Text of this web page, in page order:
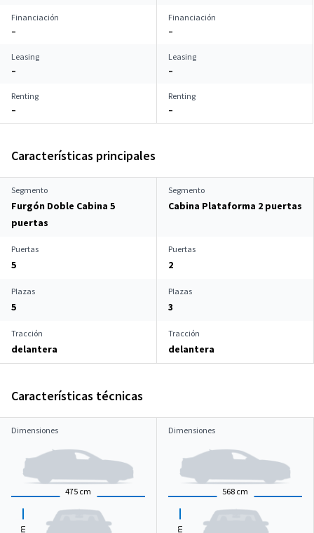
Financiación
–
Financiación
–
Leasing
–
Leasing
–
Renting
–
Renting
–
Características principales
Segmento
Furgón Doble Cabina 5
puertas
Segmento
Cabina Plataforma 2 puertas
Puertas
5
Puertas
2
Plazas
5
Plazas
3
Tracción
delantera
Tracción
delantera
Características técnicas
Dimensiones
475 cm
Dimensiones
568 cm